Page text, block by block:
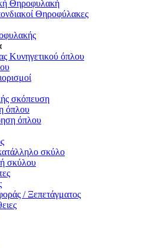
Θηροφυλακή
Θηροφύλακες
Κυνηγετικού όπλου
σκόπευση
όπλου
όπλου
σκύλο
σκύλου
/ Ξεπετάγματος